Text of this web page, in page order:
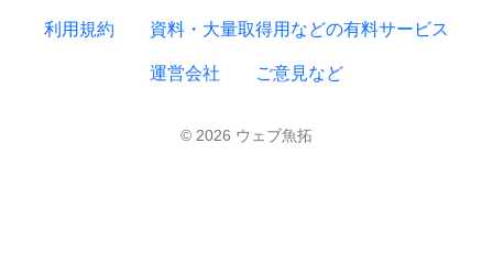
利用規約 資料・大量取得用などの有料サービス
運営会社 ご意見など
© 2026 ウェブ魚拓